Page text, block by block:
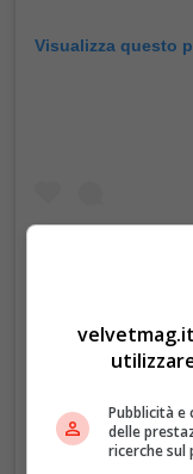
Visualizza questo
Pubblicità
delle
ricerche sul